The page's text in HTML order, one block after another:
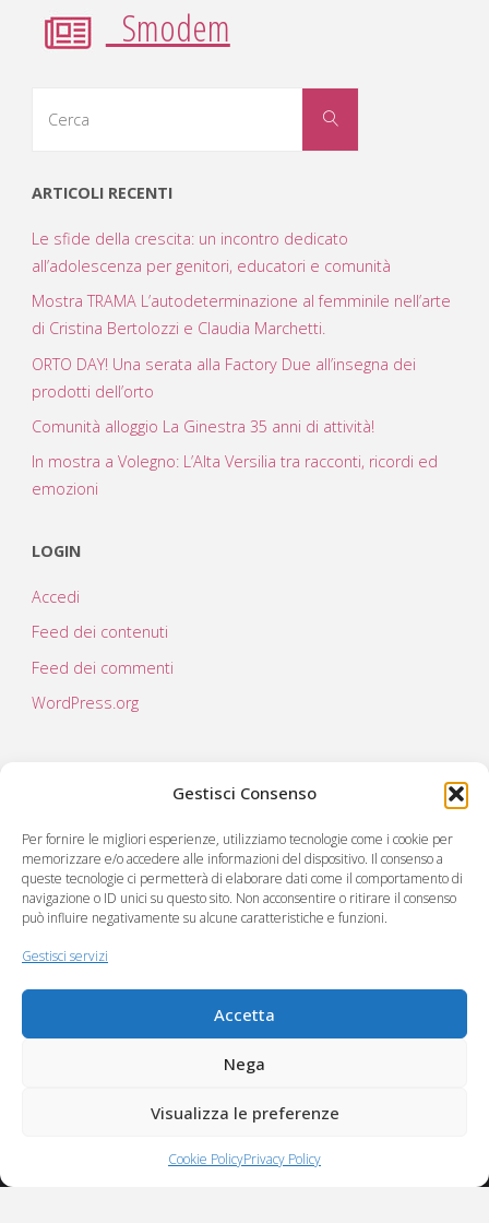
Gestisci Consenso
Per fornire le migliori esperienze, utilizziamo tecnologie come i cookie per
memorizzare e/o accedere alle informazioni del dispositivo. Il consenso a
queste tecnologie ci permetterà di elaborare dati come il comportamento di
navigazione o ID unici su questo sito. Non acconsentire o ritirare il consenso
può influire negativamente su alcune caratteristiche e funzioni.
Gestisci servizi
Accetta
Nega
Visualizza le preferenze
Cookie PolicyPrivacy Policy
Smodem
Cerca
ARTICOLI RECENTI
Le sfide della crescita: un incontro dedicato
all’adolescenza per genitori, educatori e comunità
Mostra TRAMA L’autodeterminazione al femminile nell’arte
di Cristina Bertolozzi e Claudia Marchetti.
ORTO DAY! Una serata alla Factory Due all’insegna dei
prodotti dell’orto
Comunità alloggio La Ginestra 35 anni di attività!
In mostra a Volegno: L’Alta Versilia tra racconti, ricordi ed
emozioni
LOGIN
Accedi
Feed dei contenuti
Feed dei commenti
WordPress.org
C.RE.A società cooperativa sociale
CCIAA n. REA LU 111954
Albo Società Cooperative n. A100178 del 23/12/2004 sez. mutualità